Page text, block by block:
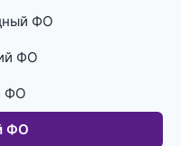
ФО
ФО
ФО
ФО